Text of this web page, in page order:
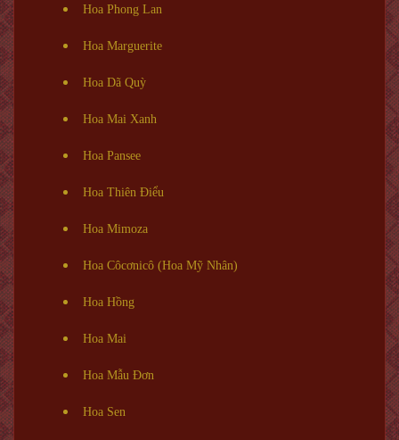
Hoa Phong Lan
Hoa Marguerite
Hoa Dã Quỳ
Hoa Mai Xanh
Hoa Pansee
Hoa Thiên Điểu
Hoa Mimoza
Hoa Côcơnicô (Hoa Mỹ Nhân)
Hoa Hồng
Hoa Mai
Hoa Mẫu Đơn
Hoa Sen